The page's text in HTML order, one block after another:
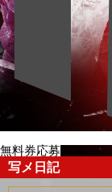
無料券応募
写メ日記